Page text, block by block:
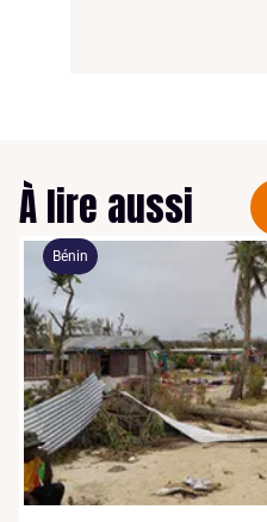
À lire aussi
Bénin